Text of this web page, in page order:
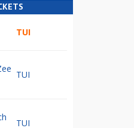
TUI
TUI
TUI